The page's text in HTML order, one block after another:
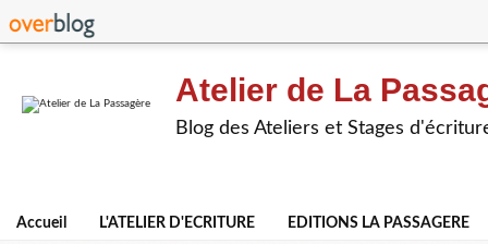
Atelier de La
Blog des Ateliers et Stages
Accueil L'ATELIER D'ECRITURE EDITIONS LA PASSAGERE